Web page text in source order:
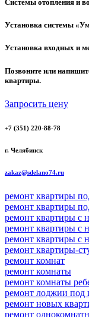
Системы отопления и
Установка системы
Установка входных и
Позвоните или
квартиры.
Запросить цену
+7 (351) 220-88-78
г. Челябинск
zakaz@sdelano74.ru
ремонт квартиры
ремонт квартиры
ремонт квартиры с
ремонт квартиры с
ремонт квартиры с
ремонт квартиры-
ремонт комнат
ремонт комнаты
ремонт комнаты
ремонт лоджии под
ремонт новых
ремонт